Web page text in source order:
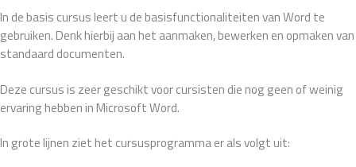
In de basis cursus leert u de basisfunctionaliteiten van Word te
gebruiken. Denk hierbij aan het aanmaken, bewerken en opmaken van
standaard documenten.
Deze cursus is zeer geschikt voor cursisten die nog geen of weinig
ervaring hebben in Microsoft Word.
In grote lijnen ziet het cursusprogramma er als volgt uit: